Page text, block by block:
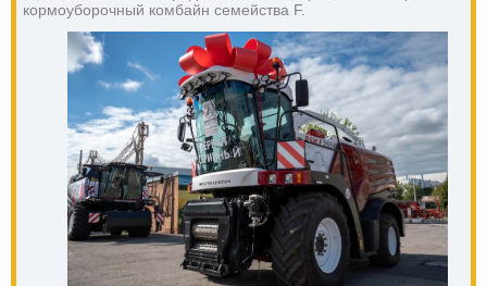
кормоуборочный комбайн семейства F.